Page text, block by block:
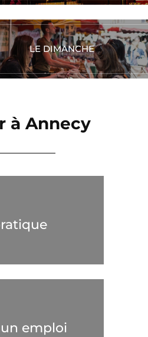
LE DIMANCHE
à Annecy
emploi